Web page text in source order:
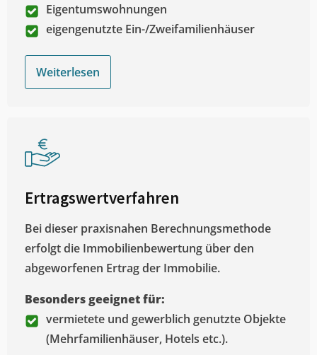
Eigentumswohnungen
eigengenutzte Ein-/Zweifamilienhäuser
Weiterlesen
Ertragswertverfahren
Bei dieser praxisnahen Berechnungsmethode
erfolgt die Immobilienbewertung über den
abgeworfenen Ertrag der Immobilie.
Besonders geeignet für:
vermietete und gewerblich genutzte Objekte
(Mehrfamilienhäuser, Hotels etc.).